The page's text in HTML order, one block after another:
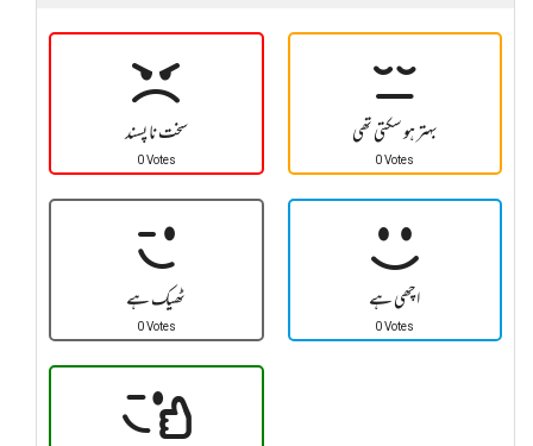
سخت نا پسند
0 Votes
بہتر ہو سکتی تھی
0 Votes
ٹھیک ہے
0 Votes
اچھی ہے
0 Votes